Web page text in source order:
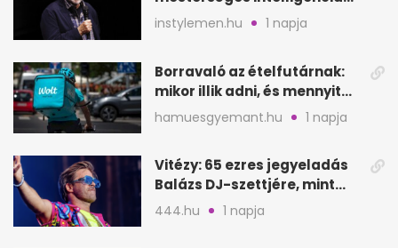
lehet Hollywood következő
lépése
instylemen.hu 1 napja
Borravaló az ételfutárnak:
mikor illik adni, és mennyit
rendeléskor?
hamuesgyemant.hu 1 napja
Vitézy: 65 ezres jegyeladás
Balázs DJ-szettjére, mint
metró nélküli Puskás-meccs
444.hu 1 napja